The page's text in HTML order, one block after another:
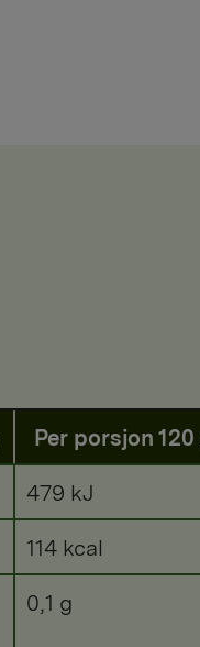
Per porsjon 120
479 kJ
114 kcal
0,1 g